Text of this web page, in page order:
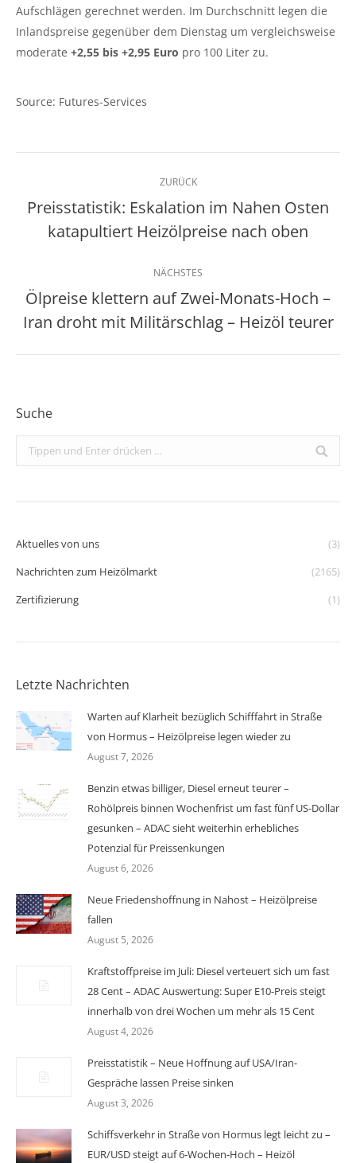
Aufschlägen gerechnet werden. Im Durchschnitt legen die
Inlandspreise gegenüber dem Dienstag um vergleichsweise
moderate +2,55 bis +2,95 Euro pro 100 Liter zu.
Source: Futures-Services
Kommentarnavigation
ZURÜCK
Vorheriger
Beitrag:
Preisstatistik: Eskalation im Nahen Osten
katapultiert Heizölpreise nach oben
NÄCHSTES
Nächster
Beitrag:
Ölpreise klettern auf Zwei-Monats-Hoch –
Iran droht mit Militärschlag – Heizöl teurer
Suche
Search:
Aktuelles von uns
(3)
Nachrichten zum Heizölmarkt
(2165)
Zertifizierung
(1)
Letzte Nachrichten
Warten auf Klarheit bezüglich Schifffahrt in Straße
von Hormus – Heizölpreise legen wieder zu
August 7, 2026
Benzin etwas billiger, Diesel erneut teurer –
Rohölpreis binnen Wochenfrist um fast fünf US-Dollar
gesunken – ADAC sieht weiterhin erhebliches
Potenzial für Preissenkungen
August 6, 2026
Neue Friedenshoffnung in Nahost – Heizölpreise
fallen
August 5, 2026
Kraftstoffpreise im Juli: Diesel verteuert sich um fast
28 Cent – ADAC Auswertung: Super E10-Preis steigt
innerhalb von drei Wochen um mehr als 15 Cent
August 4, 2026
Preisstatistik – Neue Hoffnung auf USA/Iran-
Gespräche lassen Preise sinken
August 3, 2026
Schiffsverkehr in Straße von Hormus legt leicht zu –
EUR/USD steigt auf 6-Wochen-Hoch – Heizöl